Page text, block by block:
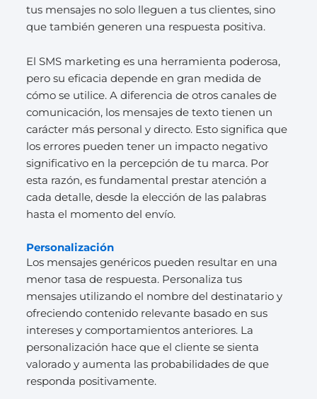
tus mensajes no solo lleguen a tus clientes, sino
que también generen una respuesta positiva.
El SMS marketing es una herramienta poderosa,
pero su eficacia depende en gran medida de
cómo se utilice. A diferencia de otros canales de
comunicación, los mensajes de texto tienen un
carácter más personal y directo. Esto significa que
los errores pueden tener un impacto negativo
significativo en la percepción de tu marca. Por
esta razón, es fundamental prestar atención a
cada detalle, desde la elección de las palabras
hasta el momento del envío.
Personalización
Los mensajes genéricos pueden resultar en una
menor tasa de respuesta. Personaliza tus
mensajes utilizando el nombre del destinatario y
ofreciendo contenido relevante basado en sus
intereses y comportamientos anteriores. La
personalización hace que el cliente se sienta
valorado y aumenta las probabilidades de que
responda positivamente.